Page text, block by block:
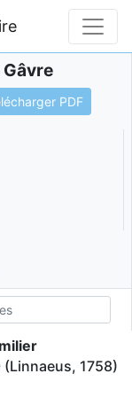
PDF
(Linnaeus, 1758)